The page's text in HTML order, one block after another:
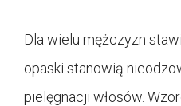
Dla wielu mężczyzn
opaski stanowią
pielęgnacji włosów.